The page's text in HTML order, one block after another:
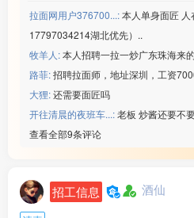
☑️工资:22元/小时
☑️回族/汉族,刷卡吃饭
☑️年龄男23-45/女48岁
☑️需要厂车,坐班不体检
综合工资55***00/月
微信：www235350
————————————
4⃣️昆明手机配件厂
☑️22元/小时
☑️年龄18-45岁（查流水）
综合工资55***00/月
联系微信：www235350
拉面网用户376700...:本人单身面匠
17797034214湖北优先）..
牧羊人:本人招聘一拉一炒广东珠海来
路菲:招聘拉面师，地址深圳，工资
大狸:还需要面匠吗
开往清晨的夜班车...:老板 炒酱还要不
查看全部9条评论
招工信息 酒仙